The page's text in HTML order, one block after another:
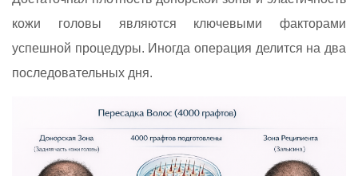
кожи головы являются ключевыми факторами
успешной процедуры. Иногда операция делится на два
последовательных дня.